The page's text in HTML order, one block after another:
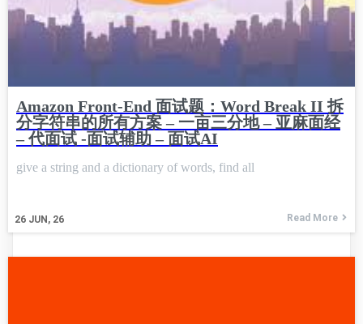
Amazon Front-End 面试题：Word Break II 拆
分字符串的所有方案 – 一亩三分地 – 亚麻面经
– 代面试 -面试辅助 – 面试AI
26 JUN, 26
give a string and a dictionary of words, find all
Read More